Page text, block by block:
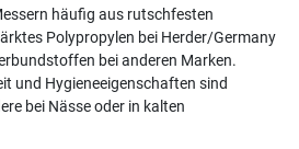
häufig aus rutschfesten
Polypropylen bei Herder/Germany
bei anderen Marken.
und Hygieneeigenschaften sind
bei Nässe oder in kalten